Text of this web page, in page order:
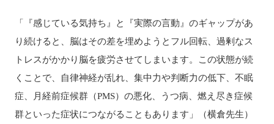
「『感じている気持ち』と『実際の言動』のギャップがあ
り続けると、脳はその差を埋めようとフル回転、過剰なス
トレスがかかり脳を疲労させてしまいます。この状態が続
くことで、自律神経が乱れ、集中力や判断力の低下、不眠
症、月経前症候群（PMS）の悪化、うつ病、燃え尽き症候
群といった症状につながることもあります」（横倉先生）